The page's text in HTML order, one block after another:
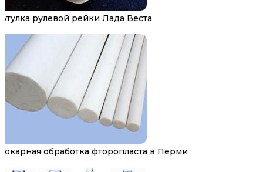
Втулка рулевой рейки Лада Веста
Токарная обработка фторопласта в Перми